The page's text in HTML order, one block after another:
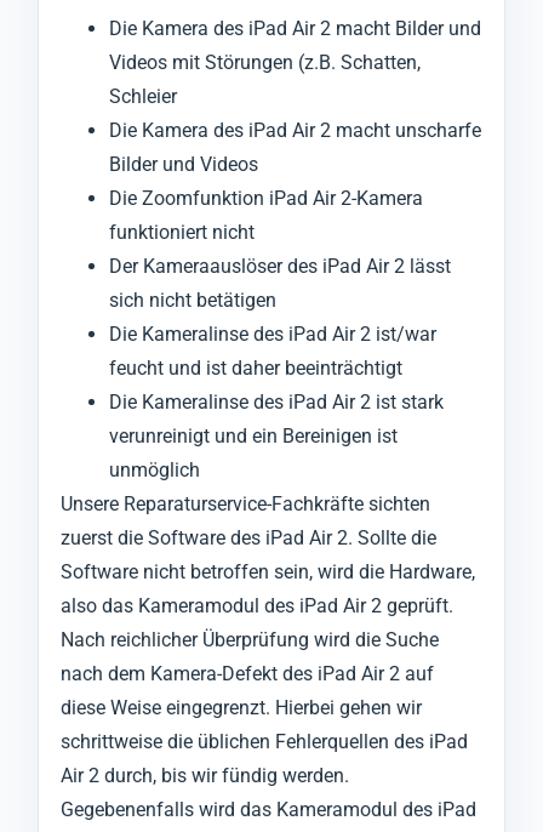
Die Kamera des iPad Air 2 macht Bilder und
Videos mit Störungen (z.B. Schatten,
Schleier
Die Kamera des iPad Air 2 macht unscharfe
Bilder und Videos
Die Zoomfunktion iPad Air 2-Kamera
funktioniert nicht
Der Kameraauslöser des iPad Air 2 lässt
sich nicht betätigen
Die Kameralinse des iPad Air 2 ist/war
feucht und ist daher beeinträchtigt
Die Kameralinse des iPad Air 2 ist stark
verunreinigt und ein Bereinigen ist
unmöglich
Unsere Reparaturservice-Fachkräfte sichten
zuerst die Software des iPad Air 2. Sollte die
Software nicht betroffen sein, wird die Hardware,
also das Kameramodul des iPad Air 2 geprüft.
Nach reichlicher Überprüfung wird die Suche
nach dem Kamera-Defekt des iPad Air 2 auf
diese Weise eingegrenzt. Hierbei gehen wir
schrittweise die üblichen Fehlerquellen des iPad
Air 2 durch, bis wir fündig werden.
Gegebenenfalls wird das Kameramodul des iPad